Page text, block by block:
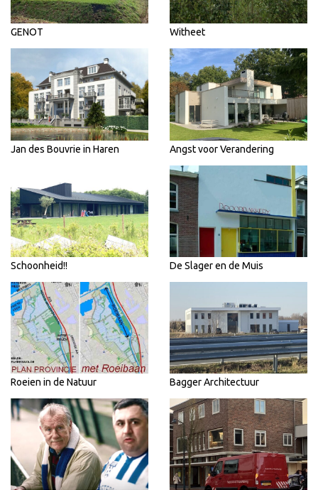
GENOT Witheet
Jan des Bouvrie in Haren Angst voor Verandering
Schoonheid!! De Slager en de Muis
Roeien in de Natuur Bagger Architectuur